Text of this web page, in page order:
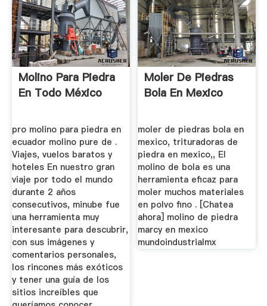
Molino Para Piedra
En Todo México
pro molino para piedra en
ecuador molino pure de .
Viajes, vuelos baratos y
hoteles En nuestro gran
viaje por todo el mundo
durante 2 años
consecutivos, minube fue
una herramienta muy
interesante para descubrir,
con sus imágenes y
comentarios personales,
los rincones más exóticos
y tener una guía de los
sitios increíbles que
Moler De Piedras
Bola En Mexico
moler de piedras bola en
mexico, trituradoras de
piedra en mexico,, El
molino de bola es una
herramienta eficaz para
moler muchos materiales
en polvo fino . [Chatea
ahora] molino de piedra
marcy en mexico
mundoindustrialmx